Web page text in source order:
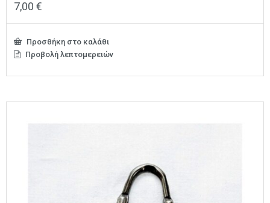
7,00 €
Προσθήκη στο καλάθι
Προβολή λεπτομερειών